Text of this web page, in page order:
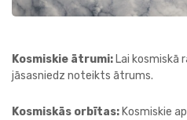
Kosmiskie ātrumi: Lai kosmiskā
jāsasniedz noteikts ātrums.
Kosmiskās orbītas: Kosmiskie